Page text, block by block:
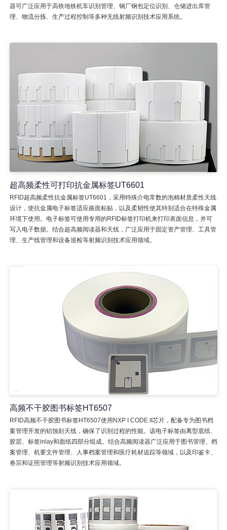
器可广泛应用于高铁地铁机车识别管理、钢厂钢包定位识别、仓储进出库管
理、物流分拣、生产过程控制等多种无线射频识别技术应用系统。
超高频柔性可打印抗金属标签UT6601
RFID超高频柔性抗金属标签UT6601，采用特殊介电常数的泡棉材质柔性天线
设计，使抗金属电子标签适应曲面粘贴，以及柔韧性使其特别适合在特殊金属
环境下使用。电子标签可使用专用的RFID标签打印机来打印表面信息，并可
写入电子数据。结合超高频阅读器和天线，广泛应用于固定资产管理、工具管
理、生产线管理和设备巡检等射频识别技术应用领域。
高频不干胶图书标签HT6507
RFID高频不干胶图书标签HT6507使用NXP I CODE II芯片，配备专为图书档
案管理开发的铝蚀刻天线，确保了识别过程的性能。该电子标签由离型底纸、
胶层、标签inlay和面纸四部分组成。结合高频阅读器广泛应用于图书管理、档
案管理、机要文件管理、人事档案管理和医疗耗材追踪等领域，以及印鉴卡、
卷宗和证照管理等射频识别技术应用领域。